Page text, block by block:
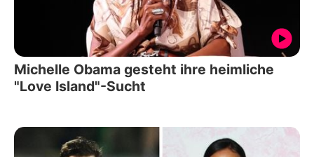
Michelle Obama gesteht ihre heimliche
"Love Island"-Sucht